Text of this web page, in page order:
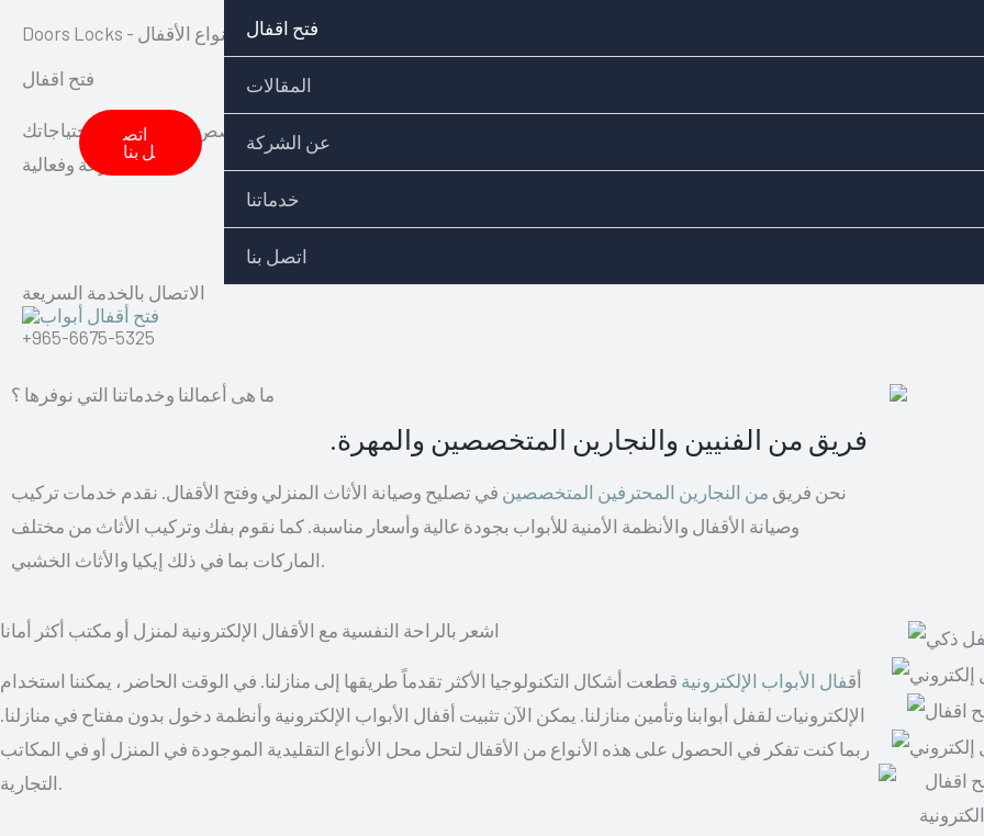
content
اتص
ل بنا
فتح اقفال
المقالات
عن الشركة
خدماتنا
اتصل بنا
Doors Locks - اختيارك المناسب لفتح وتركيب جميع أنواع الأقفال
فتح اقفال
مستوى من الدقة والمهارة. سواء كنت تحتاج إلى فتح باب مغلق أو تركيب قفل جديد، فإن فريقنا المتخصص سيقوم بتلبية احتياجاتك
بسرعة وفعالية
اتصل بنا
الاتصال بالخدمة السريعة
+965-6675-5325
ما هى أعمالنا وخدماتنا التي نوفرها ؟
فريق من الفنيين والنجارين المتخصصين والمهرة.
نحن فريق من النجارين المحترفين المتخصصين في تصليح وصيانة الأثاث المنزلي وفتح الأقفال. نقدم خدمات تركيب
وصيانة الأقفال والأنظمة الأمنية للأبواب بجودة عالية وأسعار مناسبة. كما نقوم بفك وتركيب الأثاث من مختلف
الماركات بما في ذلك إيكيا والأثاث الخشبي.
اشعر بالراحة النفسية مع الأقفال الإلكترونية لمنزل أو مكتب أكثر أمانا
أقفال الأبواب الإلكترونية قطعت أشكال التكنولوجيا الأكثر تقدماً طريقها إلى منازلنا. في الوقت الحاضر ، يمكننا استخدام
الإلكترونيات لقفل أبوابنا وتأمين منازلنا. يمكن الآن تثبيت أقفال الأبواب الإلكترونية وأنظمة دخول بدون مفتاح في منازلنا.
ربما كنت تفكر في الحصول على هذه الأنواع من الأقفال لتحل محل الأنواع التقليدية الموجودة في المنزل أو في المكاتب
التجارية.